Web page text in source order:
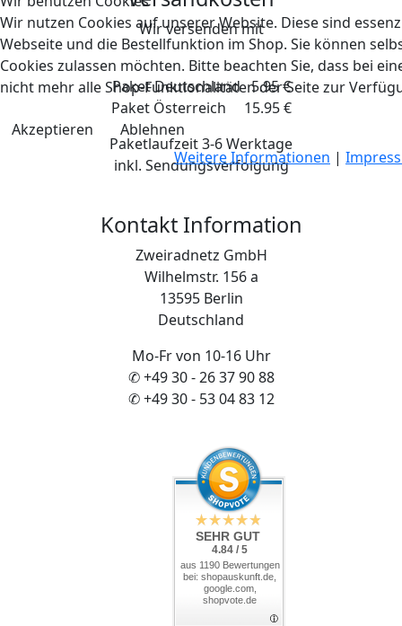
Wir versenden mit
Paket Deutschland 5.95 €
Paket Österreich 15.95 €
Paketlaufzeit 3-6 Werktage
inkl. Sendungsverfolgung
Kontakt Information
Zweiradnetz GmbH
Wilhelmstr. 156 a
13595 Berlin
Deutschland
Mo-Fr von 10-16 Uhr
✆ +49 30 - 26 37 90 88
✆ +49 30 - 53 04 83 12
SEHR GUT
4.84 / 5
aus 1190 Bewertungen
bei: shopauskunft.de,
google.com,
shopvote.de
Wir nutzen Cookies auf unserer Website. Diese sind
Webseite und die Bestellfunktion im Shop. Sie können
Cookies zulassen möchten. Bitte beachten Sie, dass bei
nicht mehr alle Shop-Funktionalitäten der Seite zur
Akzeptieren
Ablehnen
Weitere Informationen |